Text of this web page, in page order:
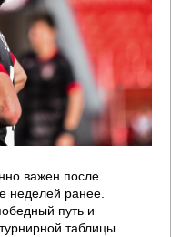
важен после
неделей ранее.
путь и
таблицы.